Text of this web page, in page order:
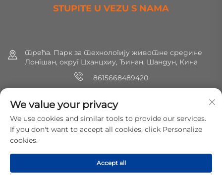
STUPITE U VEZU S NAMA
трећа. Парк за технологију животне средине
Лонгшан, округ Цханцхиу, Ђинан, Шандун, Кина
8615668489420
[email protected]
Цо., Лтд. Сва права су резервисана.
We value your privacy
We use cookies and similar tools to provide our services.
If you don't want to accept all cookies, click Personalize
cookies.
Accept all